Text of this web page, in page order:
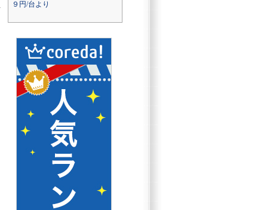
９円/台より